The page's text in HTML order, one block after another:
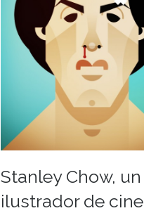
Stanley Chow, un
ilustrador de cine